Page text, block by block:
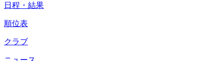
日程・結果
順位表
クラブ